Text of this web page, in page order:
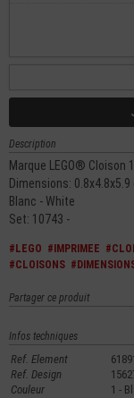
Description
Marque LEGO® Cloison
Dimensions: 0.8x4.8x5.9
Blanc - White
Set: 10743 -
#LEGO #IMPRIMEE
#CLOISONS
Partager ce produit
Infos techniques
Ref. Element
Ref. Design
Couleur
1 -